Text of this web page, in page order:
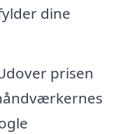
dine
prisen